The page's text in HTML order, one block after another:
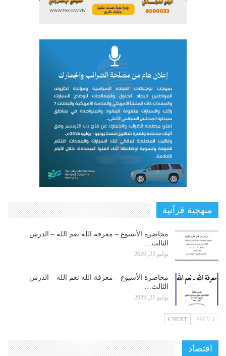
منهجية قرآنية
محاضرة الأسبوع – معرفة الله نعم الله – الدرس
الثالث…
يوليو 23, 2026
محاضرة الأسبوع – معرفة الله نعم الله – الدرس
الثالث…
يوليو 21, 2026
NEXT
اقتصاد